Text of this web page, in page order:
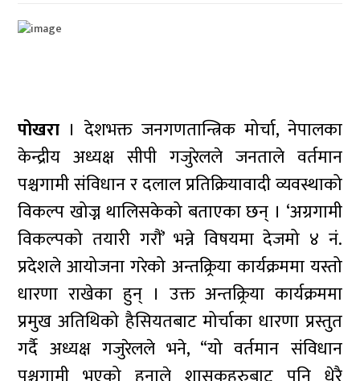
पोखरा । देशभक्त जनगणतान्त्रिक मोर्चा, नेपालका
केन्द्रीय अध्यक्ष सीपी गजुरेलले जनताले वर्तमान
पश्चगामी संविधान र दलाल प्रतिक्रियावादी व्यवस्थाको
विकल्प खोज्न थालिसकेको बताएका छन् । ‘अग्रगामी
विकल्पको तयारी गरौं’ भन्ने विषयमा देजमो ४ नं.
प्रदेशले आयोजना गरेको अन्तक्र्रिया कार्यक्रममा यस्तो
धारणा राखेका हुन् । उक्त अन्तक्र्रिया कार्यक्रममा
प्रमुख अतिथिको हैसियतबाट मोर्चाका धारणा प्रस्तुत
गर्दै अध्यक्ष गजुरेलले भने, “यो वर्तमान संविधान